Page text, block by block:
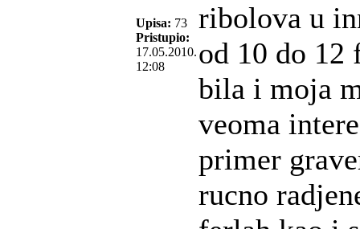
Upisa: 73
Pristupio:
17.05.2010.
12:08
ribolova u
od 10 do 12
bila i moja
veoma
primer
rucno